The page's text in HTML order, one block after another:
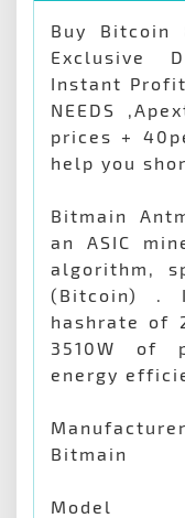
Buy Bitcoin
Exclusive
Instant
NEEDS
prices +
help you
Bitmain
an ASIC
algorithm,
(Bitcoin) .
hashrate of
3510W of
energy
Manufacturer
Bitmain
Model